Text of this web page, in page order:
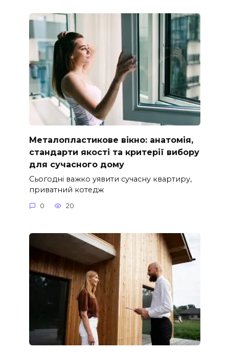
Металопластикове вікно: анатомія,
стандарти якості та критерії вибору
для сучасного дому
Сьогодні важко уявити сучасну квартиру,
приватний котедж
0 20